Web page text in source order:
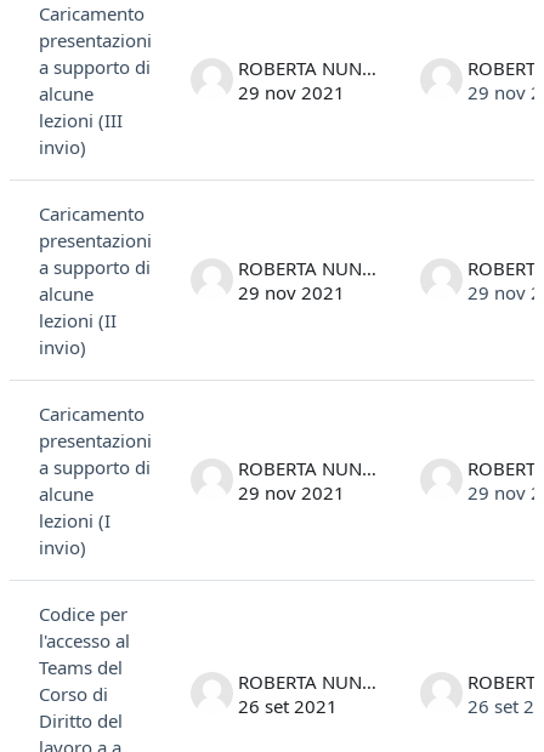
Caricamento
presentazioni
a supporto di
alcune
lezioni (III
invio)
ROBERTA NUNIN
29 nov 2021
29 nov
Caricamento
presentazioni
a supporto di
alcune
lezioni (II
invio)
ROBERTA NUNIN
29 nov 2021
29 nov
Caricamento
presentazioni
a supporto di
alcune
lezioni (I
invio)
ROBERTA NUNIN
29 nov 2021
29 nov
Codice per
l'accesso al
Teams del
Corso di
Diritto del
ROBERTA NUNIN
26 set 2021
26 set